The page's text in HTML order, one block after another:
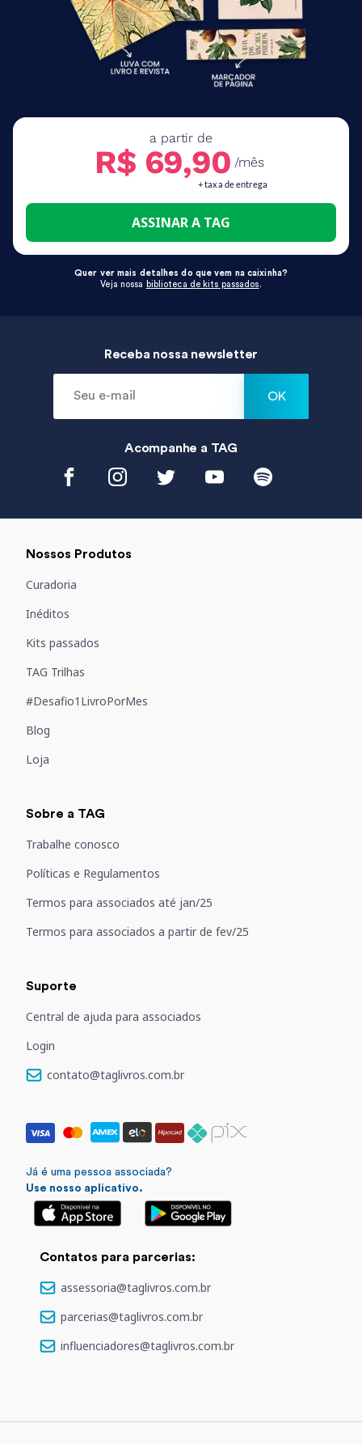
a partir de
R$ 69,90 /mês
+ taxa de entrega
ASSINAR A TAG
Quer ver mais detalhes do que vem na caixinha?
Veja nossa
biblioteca de kits passados.
Receba nossa newsletter
OK
Acompanhe a TAG
Nossos Produtos
Curadoria
Inéditos
Kits passados
TAG Trilhas
#Desafio1LivroPorMes
Blog
Loja
Sobre a TAG
Trabalhe conosco
Políticas e Regulamentos
Termos para associados até jan/25
Termos para associados a partir de fev/25
Suporte
Central de ajuda para associados
Login
contato@taglivros.com.br
Já é uma pessoa associada?
Use nosso aplicativo.
Contatos para parcerias:
assessoria@taglivros.com.br
parcerias@taglivros.com.br
influenciadores@taglivros.com.br